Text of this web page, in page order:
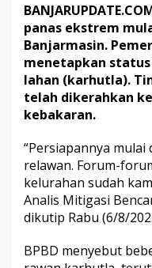
panas ekstrem
Banjarmasin.
menetapkan
lahan (karhutla).
telah dikerahkan
kebakaran.
“Persiapannya
relawan. Forum-
kelurahan sudah
Analis Mitigasi
dikutip Rabu (6/8/
BPBD menyebut